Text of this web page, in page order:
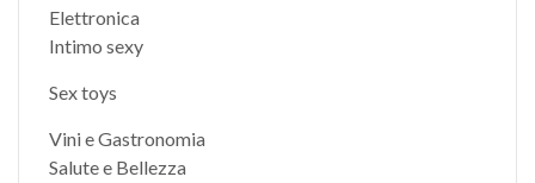
Elettronica
Intimo sexy
Sex toys
Vini e Gastronomia
Salute e Bellezza